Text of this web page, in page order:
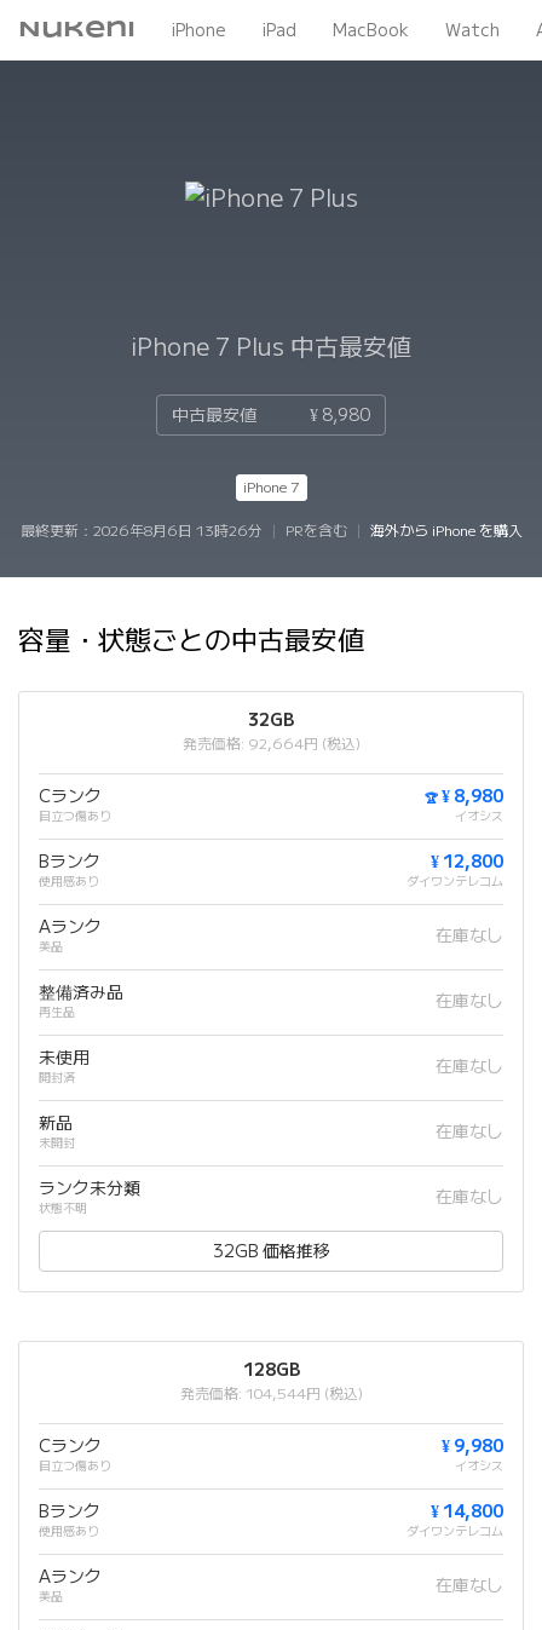
Nukeni iPhone iPad MacBook Watch
iPhone 7 Plus 中古最安値
中古最安値 ¥ 8,980
iPhone 7
最終更新： 2026年8月6日 13時26分 PRを含む 海外から iPhone を購入
容量・状態ごとの中古最安値
32GB
発売価格: 92,664円 (税込)
Cランク
目立つ傷あり
🏆 ¥ 8,980
イオシス
Bランク
使用感あり
¥ 12,800
ダイワンテレコム
Aランク
美品
在庫なし
整備済み品
再生品
在庫なし
未使用
開封済
在庫なし
新品
未開封
在庫なし
ランク未分類
状態不明
在庫なし
32GB 価格推移
128GB
発売価格: 104,544円 (税込)
Cランク
目立つ傷あり
¥ 9,980
イオシス
Bランク
使用感あり
¥ 14,800
ダイワンテレコム
Aランク
美品
在庫なし